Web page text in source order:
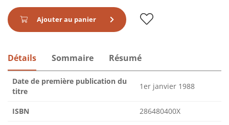
Ajouter au panier
Détails Sommaire Résumé
Date de première publication du
titre
1er janvier 1988
ISBN 286480400X